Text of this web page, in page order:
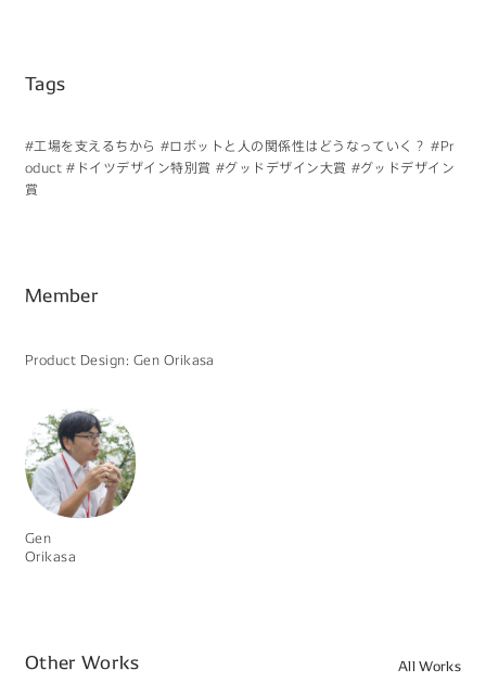
Tags
#工場を支えるちから #ロボットと人の関係性はどうなっていく？ #Pr
oduct #ドイツデザイン特別賞 #グッドデザイン大賞 #グッドデザイン
賞
Member
Product Design: Gen Orikasa
Gen
Orikasa
Other Works All Works